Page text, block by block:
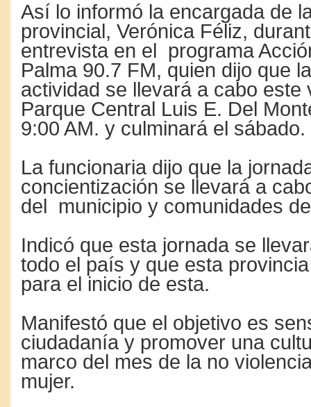
Así lo informó la encargada de
provincial, Verónica Féliz,
entrevista en el programa
Palma 90.7 FM, quien dijo que
actividad se llevará a cabo
Parque Central Luis E. Del
9:00 AM. y culminará el sábado.
La funcionaria dijo que la
concientización se llevará a
del municipio y comunidades
Indicó que esta jornada se
todo el país y que esta
para el inicio de esta.
Manifestó que el objetivo es
ciudadanía y promover una
marco del mes de la no
mujer.